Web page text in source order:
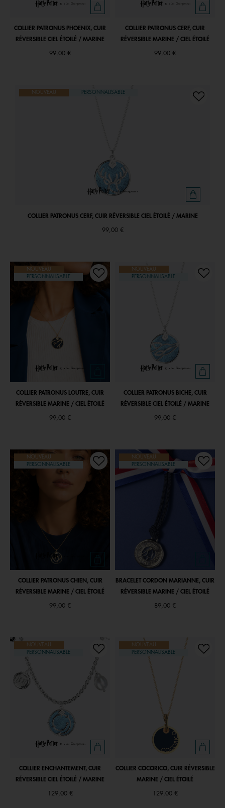
COLLIER PATRONUS PHOENIX, CUIR
RÉVERSIBLE CIEL ÉTOILÉ / MARINE
99,00 €
COLLIER PATRONUS CERF, CUIR
RÉVERSIBLE MARINE / CIEL ÉTOILÉ
99,00 €
NOUVEAU PERSONNALISABLE
COLLIER PATRONUS CERF, CUIR RÉVERSIBLE CIEL ÉTOILÉ / MARINE
99,00 €
NOUVEAU
PERSONNALISABLE
COLLIER PATRONUS LOUTRE, CUIR
RÉVERSIBLE MARINE / CIEL ÉTOILÉ
99,00 €
NOUVEAU
PERSONNALISABLE
COLLIER PATRONUS BICHE, CUIR
RÉVERSIBLE CIEL ÉTOILÉ / MARINE
99,00 €
NOUVEAU
PERSONNALISABLE
COLLIER PATRONUS CHIEN, CUIR
RÉVERSIBLE MARINE / CIEL ÉTOILÉ
99,00 €
NOUVEAU
PERSONNALISABLE
BRACELET CORDON MARIANNE, CUIR
RÉVERSIBLE MARINE / CIEL ÉTOILÉ
89,00 €
NOUVEAU
PERSONNALISABLE
COLLIER ENCHANTEMENT, CUIR
RÉVERSIBLE CIEL ÉTOILÉ / MARINE
129,00 €
NOUVEAU
PERSONNALISABLE
COLLIER COCORICO, CUIR RÉVERSIBLE
MARINE / CIEL ÉTOILÉ
129,00 €